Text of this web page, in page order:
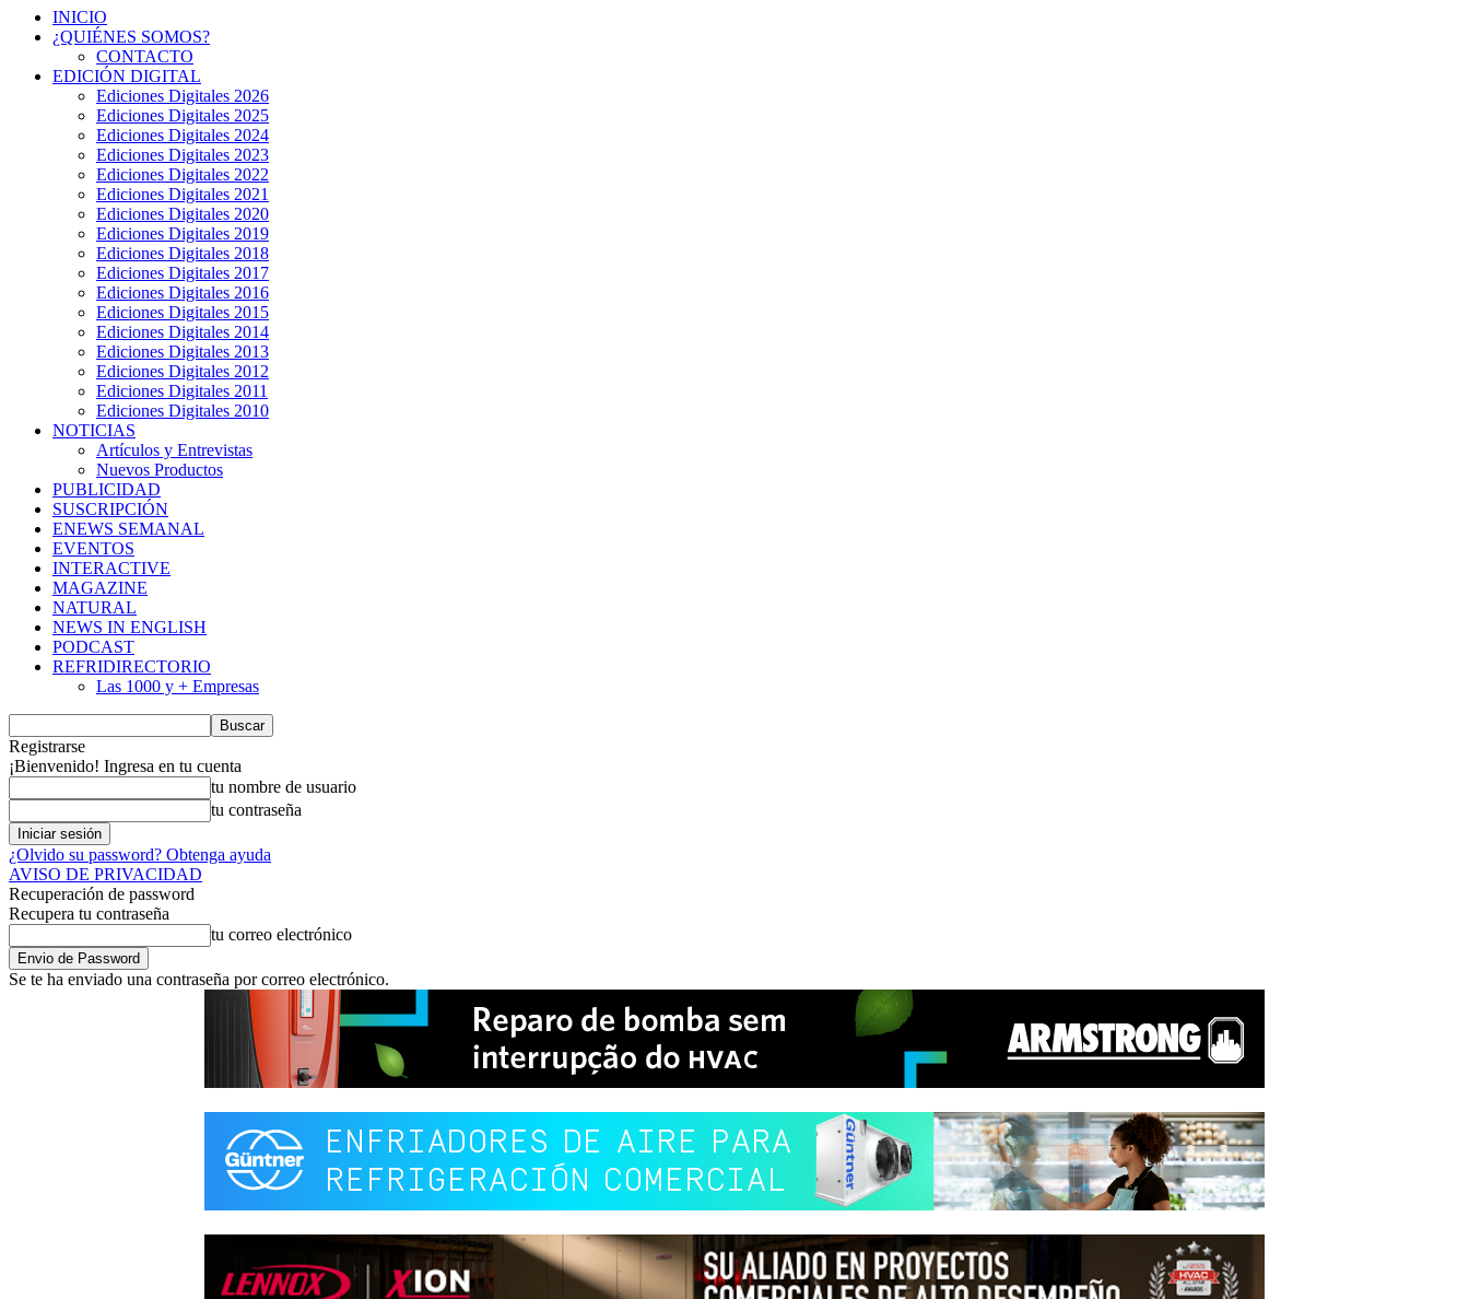
INICIO
¿QUIÉNES SOMOS?
CONTACTO
EDICIÓN DIGITAL
Ediciones Digitales 2026
Ediciones Digitales 2025
Ediciones Digitales 2024
Ediciones Digitales 2023
Ediciones Digitales 2022
Ediciones Digitales 2021
Ediciones Digitales 2020
Ediciones Digitales 2019
Ediciones Digitales 2018
Ediciones Digitales 2017
Ediciones Digitales 2016
Ediciones Digitales 2015
Ediciones Digitales 2014
Ediciones Digitales 2013
Ediciones Digitales 2012
Ediciones Digitales 2011
Ediciones Digitales 2010
NOTICIAS
Artículos y Entrevistas
Nuevos Productos
PUBLICIDAD
SUSCRIPCIÓN
ENEWS SEMANAL
EVENTOS
INTERACTIVE
MAGAZINE
NATURAL
NEWS IN ENGLISH
PODCAST
REFRIDIRECTORIO
Las 1000 y + Empresas
Registrarse
¡Bienvenido! Ingresa en tu cuenta
tu nombre de usuario
tu contraseña
¿Olvido su password? Obtenga ayuda
AVISO DE PRIVACIDAD
Recuperación de password
Recupera tu contraseña
tu correo electrónico
Se te ha enviado una contraseña por correo electrónico.